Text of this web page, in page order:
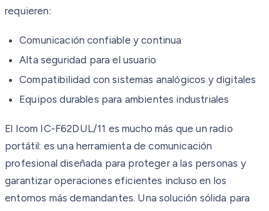
requieren:
Comunicación confiable y continua
Alta seguridad para el usuario
Compatibilidad con sistemas analógicos y digitales
Equipos durables para ambientes industriales
El Icom IC-F62DUL/11 es mucho más que un radio
portátil: es una herramienta de comunicación
profesional diseñada para proteger a las personas y
garantizar operaciones eficientes incluso en los
entornos más demandantes. Una solución sólida para